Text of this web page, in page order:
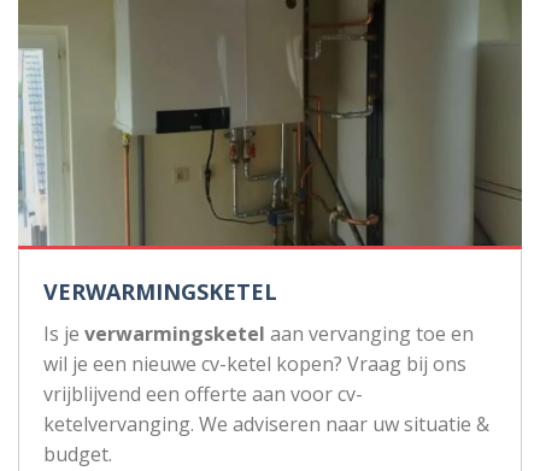
VERWARMINGSKETEL
Is je verwarmingsketel aan vervanging toe en
wil je een nieuwe cv-ketel kopen? Vraag bij ons
vrijblijvend een offerte aan voor cv-
ketelvervanging. We adviseren naar uw situatie &
budget.